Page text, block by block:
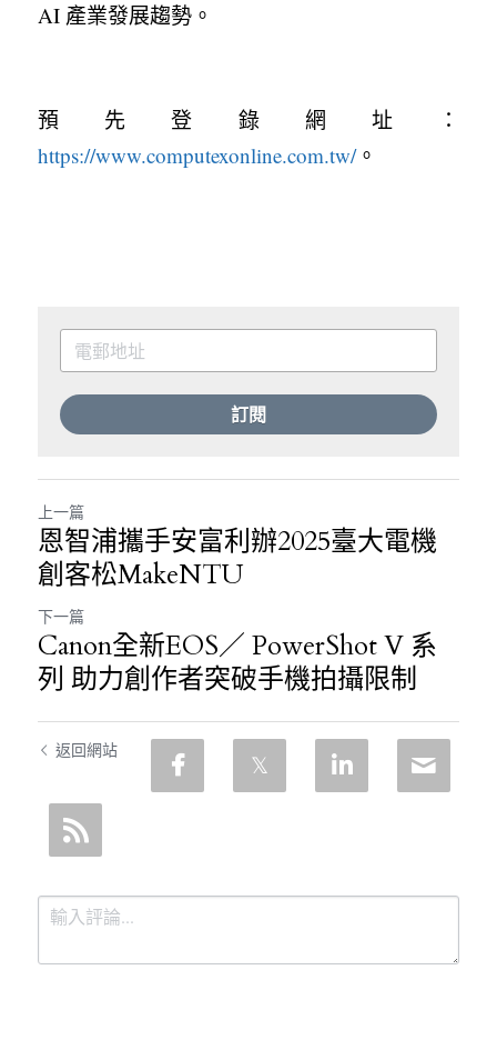
AI 產業發展趨勢。
預先登錄網址：
https://www.computexonline.com.tw/。
訂閱
上一篇
恩智浦攜手安富利辦2025臺大電機
創客松MakeNTU
下一篇
Canon全新EOS／ PowerShot V 系
列 助力創作者突破手機拍攝限制
返回網站